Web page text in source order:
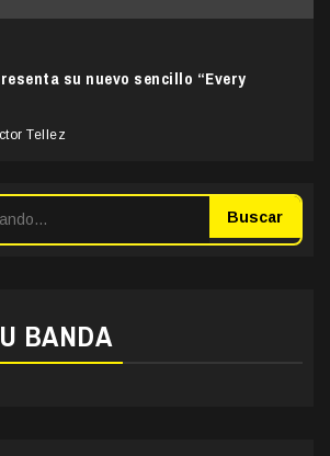
su nuevo sencillo “Every
Tellez
Buscar
BANDA